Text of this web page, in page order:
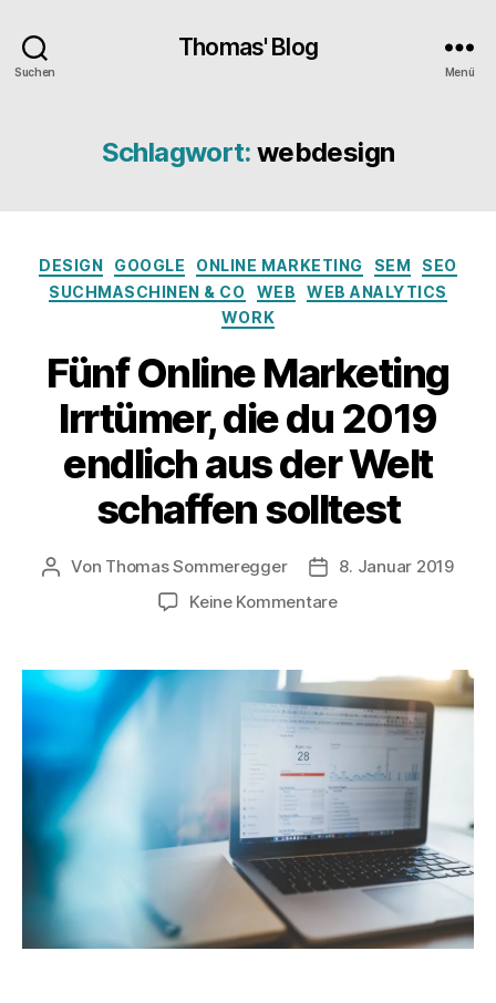
Suchen
Thomas' Blog
Menü
Schlagwort: webdesign
Kategorien
DESIGN GOOGLE ONLINE MARKETING SEM
SEO
SUCHMASCHINEN & CO
WEB
WEB ANALYTICS
WORK
Fünf Online Marketing
Irrtümer, die du 2019
endlich aus der Welt
schaffen solltest
Beitragsautor
Von Thomas Sommeregger
8. Januar 2019
Keine Kommentarezu
Marketing
Irrtümer,
die
du
2019
endlich
aus
der
Welt
schaffen
solltest